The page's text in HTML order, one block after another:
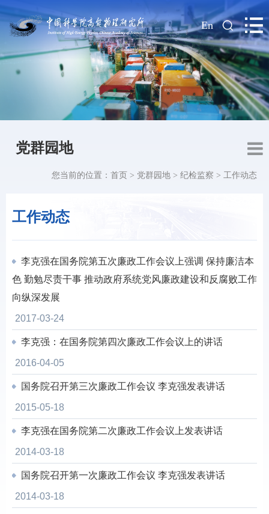
| En
党群园地
工作动态
您当前的位置： 首页 > 党群园地 > 纪检监察 > 工作动态
李克强在国务院第五次廉政工作会议上强调 保持廉洁本
色 勤勉尽责干事 推动政府系统党风廉政建设和反腐败工作
向纵深发展
2017-03-24
李克强：在国务院第四次廉政工作会议上的讲话
2016-04-05
国务院召开第三次廉政工作会议 李克强发表讲话
2015-05-18
李克强在国务院第二次廉政工作会议上发表讲话
2014-03-18
国务院召开第一次廉政工作会议 李克强发表讲话
2014-03-18